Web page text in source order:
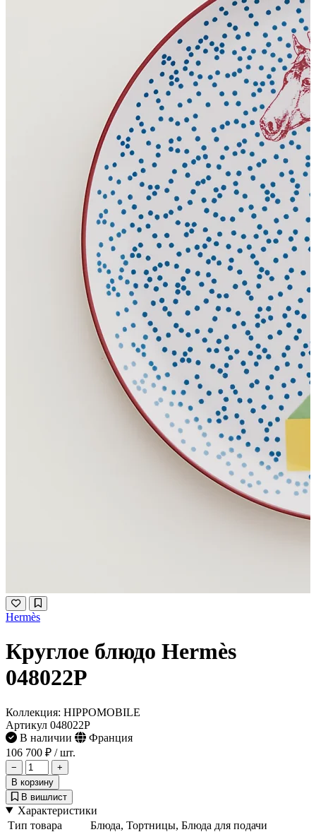
Hermès
Круглое блюдо Hermès
048022P
Коллекция: HIPPOMOBILE
Артикул 048022P
В наличии
Франция
106 700 ₽ / шт.
−
+
В корзину
В вишлист
Характеристики
Тип товара
Блюда, Тортницы, Блюда для подачи